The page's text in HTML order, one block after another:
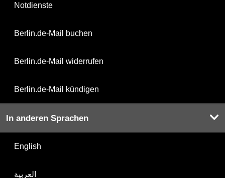
Notdienste
Berlin.de-Mail buchen
Berlin.de-Mail widerrufen
Berlin.de-Mail kündigen
In anderen Sprachen
English
العربية